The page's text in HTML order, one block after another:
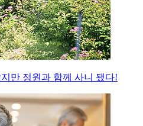
만 정원과 함께 사니 됐다!